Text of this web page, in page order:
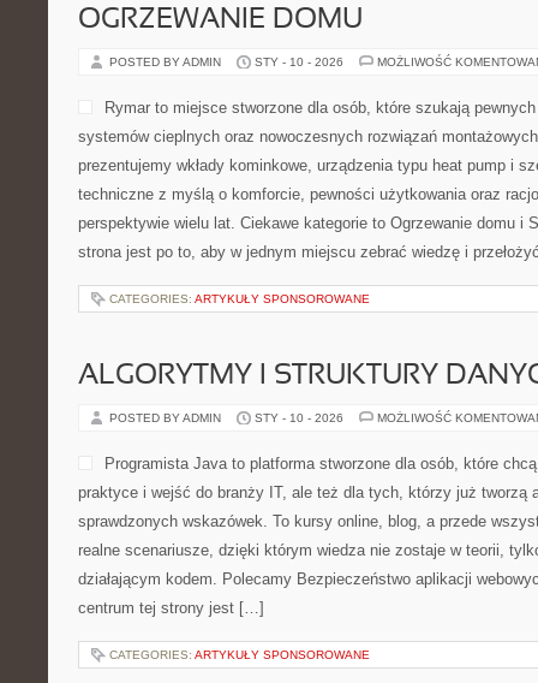
OGRZEWANIE DOMU
POSTED BY ADMIN STY - 10 - 2026 MOŻLIWOŚĆ
Rymar to miejsce stworzone dla osób, które szukają
systemów cieplnych oraz nowoczesnych rozwiązań
prezentujemy wkłady kominkowe, urządzenia typu heat pump i
techniczne z myślą o komforcie, pewności użytkowania oraz
perspektywie wielu lat. Ciekawe kategorie to Ogrzewanie domu i
strona jest po to, aby w jednym miejscu zebrać wiedzę i
CATEGORIES: ARTYKUŁY SPONSOROWANE
ALGORYTMY I STRUKTURY
POSTED BY ADMIN STY - 10 - 2026 MOŻLIWOŚĆ
Programista Java to platforma stworzone dla osób, które
praktyce i wejść do branży IT, ale też dla tych, którzy już tworzą
sprawdzonych wskazówek. To kursy online, blog, a przede
realne scenariusze, dzięki którym wiedza nie zostaje w teorii,
działającym kodem. Polecamy Bezpieczeństwo aplikacji
centrum tej strony jest […]
CATEGORIES: ARTYKUŁY SPONSOROWANE